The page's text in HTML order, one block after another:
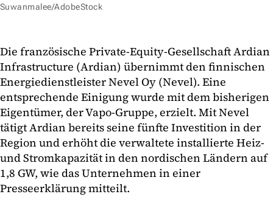
Suwanmalee/AdobeStock
Die französische Private-Equity-Gesellschaft Ardian
Infrastructure (Ardian) übernimmt den finnischen
Energiedienstleister Nevel Oy (Nevel). Eine
entsprechende Einigung wurde mit dem bisherigen
Eigentümer, der Vapo-Gruppe, erzielt. Mit Nevel
tätigt Ardian bereits seine fünfte Investition in der
Region und erhöht die verwaltete installierte Heiz-
und Stromkapazität in den nordischen Ländern auf
1,8 GW, wie das Unternehmen in einer
Presseerklärung mitteilt.